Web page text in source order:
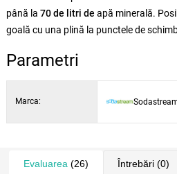
până la 70 de litri de apă minerală.
goală cu una plină la punctele de
Parametri
Marca:
Evaluarea (26) Întrebări(0)